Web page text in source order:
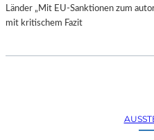
Länder „Mit EU-Sanktionen zum
mit kritischem Fazit